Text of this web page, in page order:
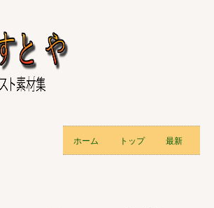
ホーム トップ 最新